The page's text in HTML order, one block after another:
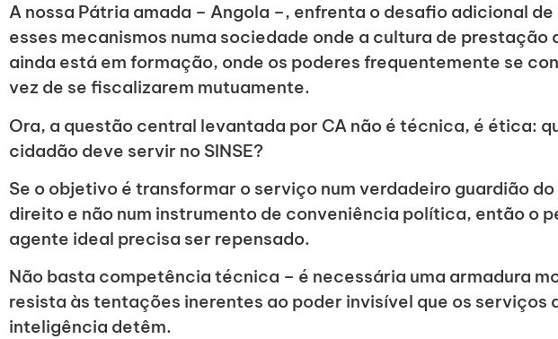
A nossa Pátria amada – Angola –, enfrenta o desafio adicional
esses mecanismos numa sociedade onde a cultura de prestação
ainda está em formação, onde os poderes frequentemente se
vez de se fiscalizarem mutuamente.
Ora, a questão central levantada por CA não é técnica, é ética:
cidadão deve servir no SINSE?
Se o objetivo é transformar o serviço num verdadeiro guardião do
direito e não num instrumento de conveniência política, então o
agente ideal precisa ser repensado.
Não basta competência técnica – é necessária uma armadura
resista às tentações inerentes ao poder invisível que os serviços
inteligência detêm.